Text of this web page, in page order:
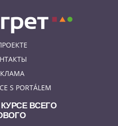
S PORTÁLEM
ВСЕГО